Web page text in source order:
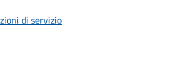
di servizio